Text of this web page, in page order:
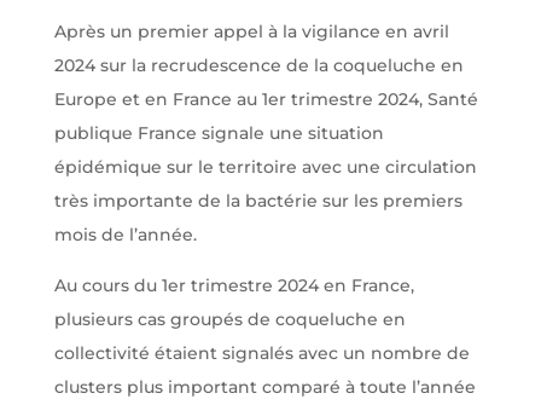
Après un premier appel à la vigilance en avril
2024 sur la recrudescence de la coqueluche en
Europe et en France au 1er trimestre 2024, Santé
publique France signale une situation
épidémique sur le territoire avec une circulation
très importante de la bactérie sur les premiers
mois de l’année.
Au cours du 1er trimestre 2024 en France,
plusieurs cas groupés de coqueluche en
collectivité étaient signalés avec un nombre de
clusters plus important comparé à toute l’année